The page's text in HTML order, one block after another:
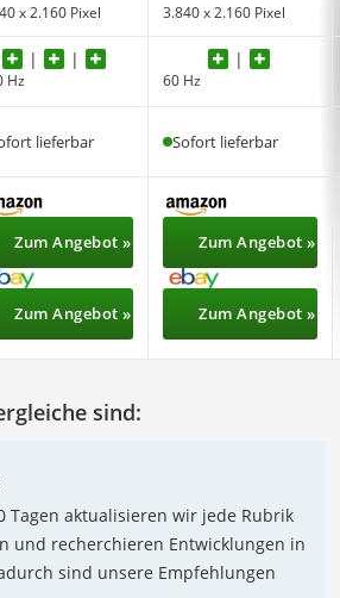
x 2.160 Pixel
3.840 x 2.160 Pixel
Hz 60 Hz
lieferbar Sofort lieferbar
Zum Angebot »
Zum Angebot »
Zum Angebot »
Zum Angebot »
sind:
Tagen aktualisieren wir jede Rubrik
und recherchieren Entwicklungen in
sind unsere Empfehlungen